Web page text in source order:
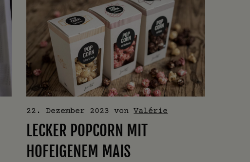
22. Dezember 2023 vonValérie
LECKER POPCORN MIT
HOFEIGENEM MAIS